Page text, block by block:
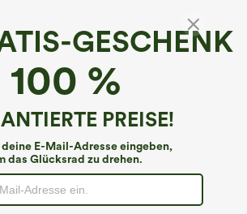
GESCHENK
100 %
PREISE!
deine E-Mail-Adresse eingeben,
das Glücksrad zu drehen.
€ oder 4
Bund
€35,95 EUR
Kaufen Sie 2 Stück für 61,54 € oder 4
Stück für 123,08 €.
Hoch taillierte, gerade geschnittene,